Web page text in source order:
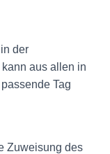
der
aus allen in
Tag
Zuweisung des